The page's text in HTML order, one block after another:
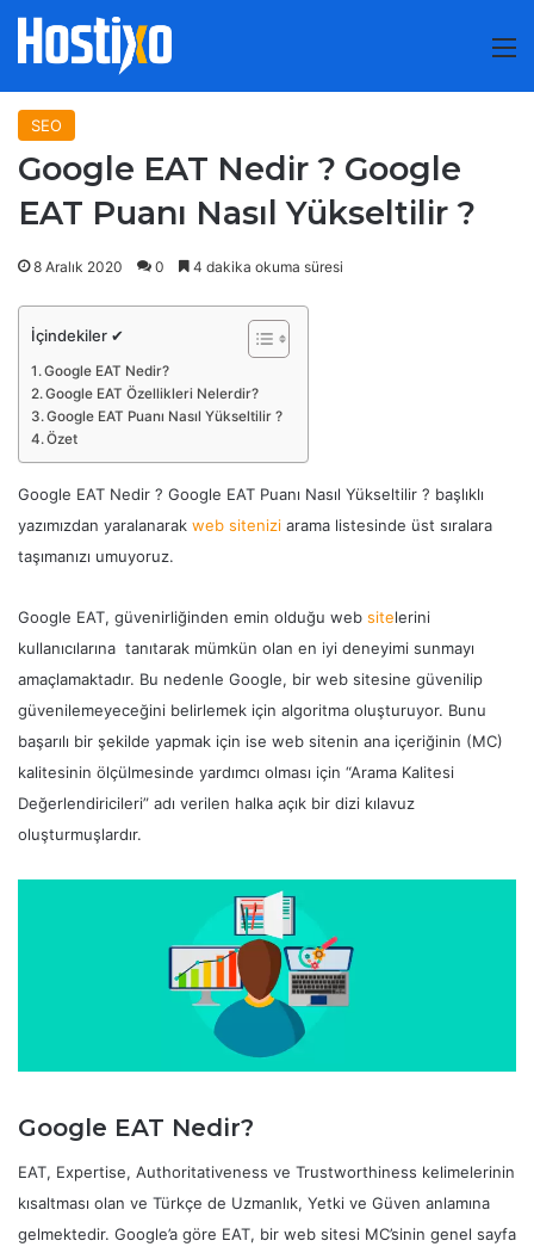
SEO
Google EAT Nedir ? Google
EAT Puanı Nasıl Yükseltilir ?
8 Aralık 2020 0 4 dakika okuma süresi
İçindekiler ✔
Google EAT Nedir?
Google EAT Özellikleri Nelerdir?
Google EAT Puanı Nasıl Yükseltilir ?
Özet
Google EAT Nedir ? Google EAT Puanı Nasıl Yükseltilir ? başlıklı
yazımızdan yaralanarak web sitenizi arama listesinde üst sıralara
taşımanızı umuyoruz.
Google EAT, güvenirliğinden emin olduğu web sitelerini
kullanıcılarına tanıtarak mümkün olan en iyi deneyimi sunmayı
amaçlamaktadır. Bu nedenle Google, bir web sitesine güvenilip
güvenilemeyeceğini belirlemek için algoritma oluşturuyor. Bunu
başarılı bir şekilde yapmak için ise web sitenin ana içeriğinin (MC)
kalitesinin ölçülmesinde yardımcı olması için “Arama Kalitesi
Değerlendiricileri” adı verilen halka açık bir dizi kılavuz
oluşturmuşlardır.
Google EAT Nedir?
EAT, Expertise, Authoritativeness ve Trustworthiness kelimelerinin
kısaltması olan ve Türkçe de Uzmanlık, Yetki ve Güven anlamına
gelmektedir. Google’a göre EAT, bir web sitesi MC’sinin genel sayfa